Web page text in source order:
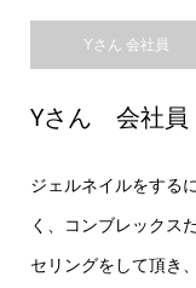
Yさん 会社員
Yさん 会社員
ジェルネイルをする
く、コンブレックス
セリングをして頂き